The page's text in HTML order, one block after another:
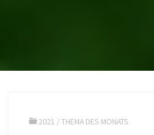
2021 /THEMA DES MONATS